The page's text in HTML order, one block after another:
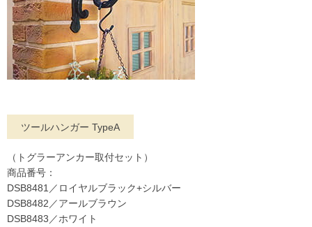
ツールハンガー TypeA
（トグラーアンカー取付セット）
商品番号：
DSB8481／ロイヤルブラック+シルバー
DSB8482／アールブラウン
DSB8483／ホワイト